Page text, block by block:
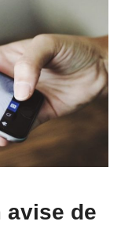
avise de